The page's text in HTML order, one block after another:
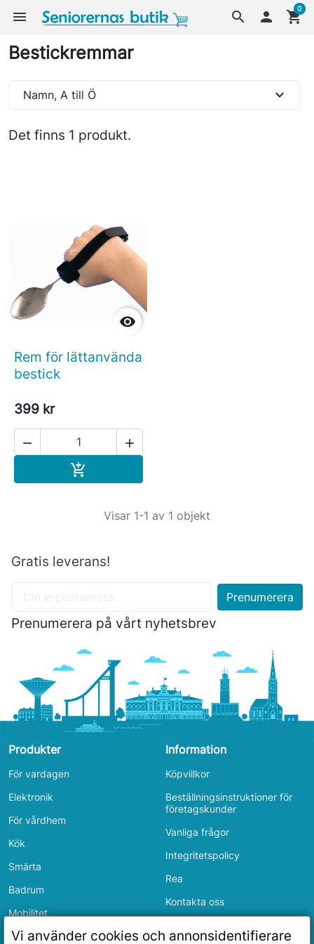
search
menu  shopping_cart
0
Bestickremmar
Det finns 1 produkt.
Namn, A till Ö expand_more

Rem för lättanvända
bestick
399 kr
 

Visar 1-1 av 1 objekt
Gratis leverans!
Prenumerera på vårt nyhetsbrev
Produkter
För vardagen
Elektronik
För vårdhem
Kök
Smärta
Badrum
Mobilitet
Sovrum
Information
Köpvillkor
Beställningsinstruktioner för
företagskunder
Vanliga frågor
Integritetspolicy
Rea
Kontakta oss
Vi använder cookies och annonsidentifierare